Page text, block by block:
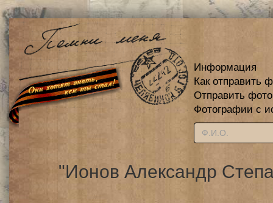
Информация
Как отправить
Отправить
Фотографии с
"Ионов Александр